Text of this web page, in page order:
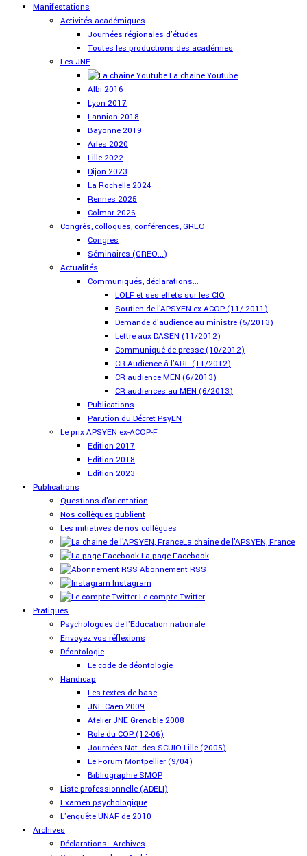
Manifestations
Activités académiques
Journées régionales d'études
Toutes les productions des académies
Les JNE
La chaine Youtube
Albi 2016
Lyon 2017
Lannion 2018
Bayonne 2019
Arles 2020
Lille 2022
Dijon 2023
La Rochelle 2024
Rennes 2025
Colmar 2026
Congrès, colloques, conférences, GREO
Congrès
Séminaires (GREO...)
Actualités
Communiqués, déclarations...
LOLF et ses effets sur les CIO
Soutien de l'APSYEN ex-ACOP (11/ 2011)
Demande d'audience au ministre (5/2013)
Lettre aux DASEN (11/2012)
Communiqué de presse (10/2012)
CR Audience à l'ARF (11/2012)
CR audience MEN (6/2013)
CR audiences au MEN (6/2013)
Publications
Parution du Décret PsyEN
Le prix APSYEN ex-ACOP-F
Edition 2017
Edition 2018
Edition 2023
Publications
Questions d'orientation
Nos collègues publient
Les initiatives de nos collègues
La chaine de l'APSYEN, France
La page Facebook
Abonnement RSS
Instagram
Le compte Twitter
Pratiques
Psychologues de l'Education nationale
Envoyez vos réflexions
Déontologie
Le code de déontologie
Handicap
Les textes de base
JNE Caen 2009
Atelier JNE Grenoble 2008
Role du COP (12-06)
Journées Nat. des SCUIO Lille (2005)
Le Forum Montpellier (9/04)
Bibliographie SMOP
Liste professionnelle (ADELI)
Examen psychologique
L'enquête UNAF de 2010
Archives
Déclarations - Archives